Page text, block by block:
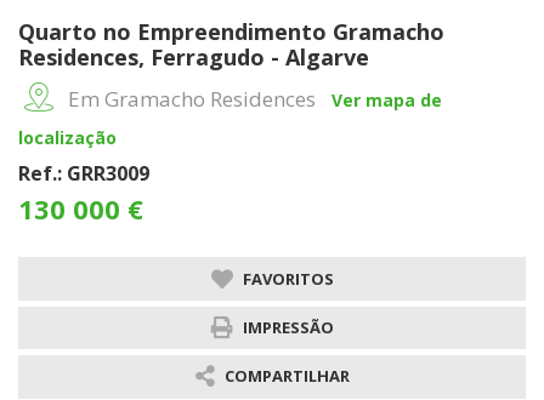
Quarto no Empreendimento Gramacho
Residences, Ferragudo - Algarve
Em Gramacho Residences
Ver mapa de
localização
Ref.: GRR3009
130 000 €
FAVORITOS
IMPRESSÃO
COMPARTILHAR